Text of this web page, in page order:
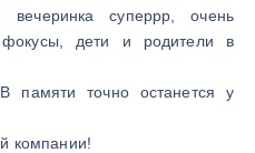
суперрр, очень
дети и родители в
памяти точно останется у
компании!